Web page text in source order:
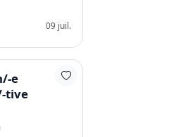
09 juil.
e
tive